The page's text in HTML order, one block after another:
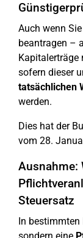
Auch wenn
beantragen –
Kapitalerträge
sofern dieser
tatsächlichen
werden.
Dies hat der
vom 28.
Ausnahme:
Steuersatz
In